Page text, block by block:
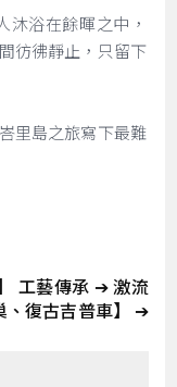
沐浴在餘暉之中，
彷彿靜止，只留下
里島之旅寫下最難
工藝傳承 ➔ 激流
、復古吉普車】 ➔